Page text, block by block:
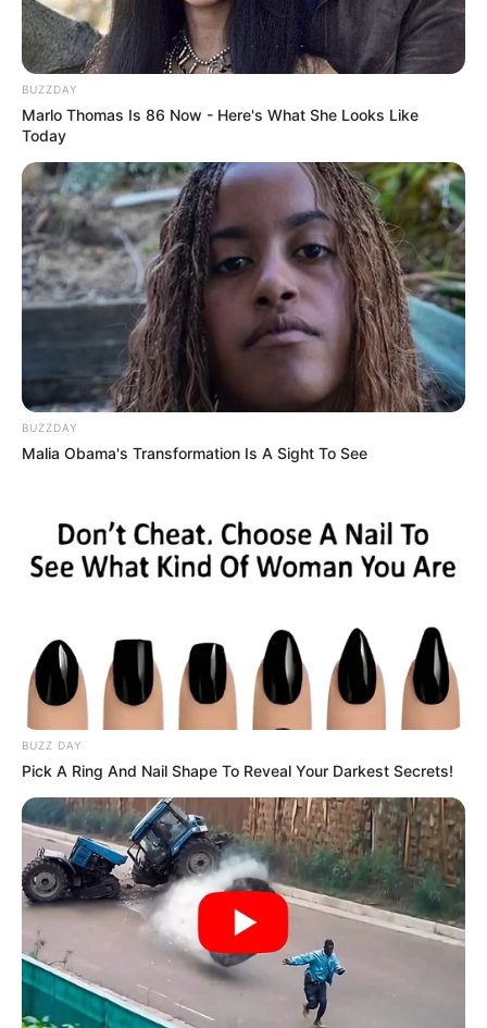
BUZZDAY
Marlo Thomas Is 86 Now - Here's What She Looks Like
Today
BUZZDAY
Malia Obama's Transformation Is A Sight To See
BUZZ DAY
Pick A Ring And Nail Shape To Reveal Your Darkest Secrets!